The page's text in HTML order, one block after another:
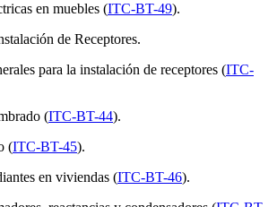
en muebles (ITC-BT-49).
de Receptores.
para la instalación de receptores (ITC-
(ITC-BT-44).
(ITC-BT-45).
en viviendas (ITC-BT-46).